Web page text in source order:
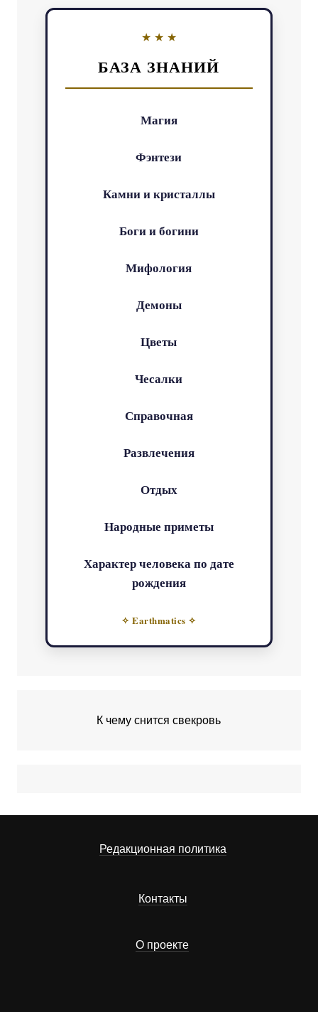
БАЗА ЗНАНИЙ
Магия
Фэнтези
Камни и кристаллы
Боги и богини
Мифология
Демоны
Цветы
Чесалки
Справочная
Развлечения
Отдых
Народные приметы
Характер человека по дате
рождения
✧ Earthmatics ✧
К чему снится свекровь
Редакционная политика
Контакты
О проекте